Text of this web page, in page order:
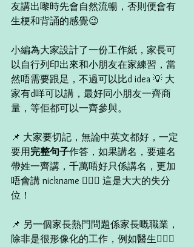
友講出嚟時先會自然流暢，否則便會有
生梗和背誦的感覺😉
小編為大家設計了一份工作紙，家長可
以自行列印出來和小朋友在家練習，當
然唔需要跟足，不過可以比d idea 💡 大
家有d咩可以講，最好同小朋友一齊商
量，等佢都可以一齊參與。
📌 大家要切記，無論中英文都好，一定
要用 完整句子作答，如果講名，要連名
帶姓一齊講，千萬唔好只係講名，更加
唔會講 nickname 🙅🏻‍♀️ 這是大大的失分
位！
📌 另一個家長熱門問題係家長嘅職業，
除非是很形像化的工作，例如醫生👩🏻‍⚕️